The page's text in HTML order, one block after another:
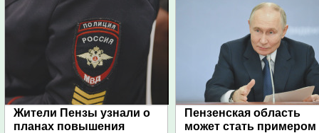
Жители Пензы узнали о
планах повышения
Пензенская область
может стать примером